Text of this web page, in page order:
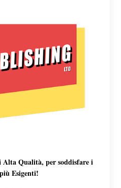
Qualità, per soddisfare i
Esigenti!